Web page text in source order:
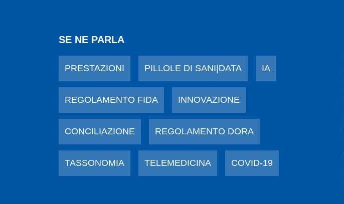
SE NE PARLA
PRESTAZIONI PILLOLE DI SANI|DATA IA
REGOLAMENTO FIDA INNOVAZIONE
CONCILIAZIONE REGOLAMENTO DORA
TASSONOMIA TELEMEDICINA COVID-19